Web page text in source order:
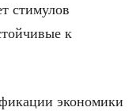
стимулов
к
экономики